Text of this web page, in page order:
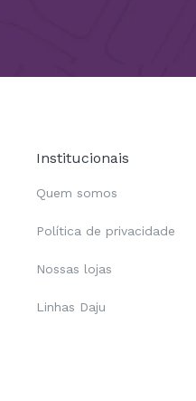
Institucionais
Quem somos
Política de privacidade
Nossas lojas
Linhas Daju